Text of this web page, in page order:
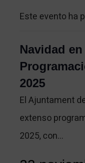
Este evento ha
Navidad
2025
El Ajuntament
extenso
2025, con…